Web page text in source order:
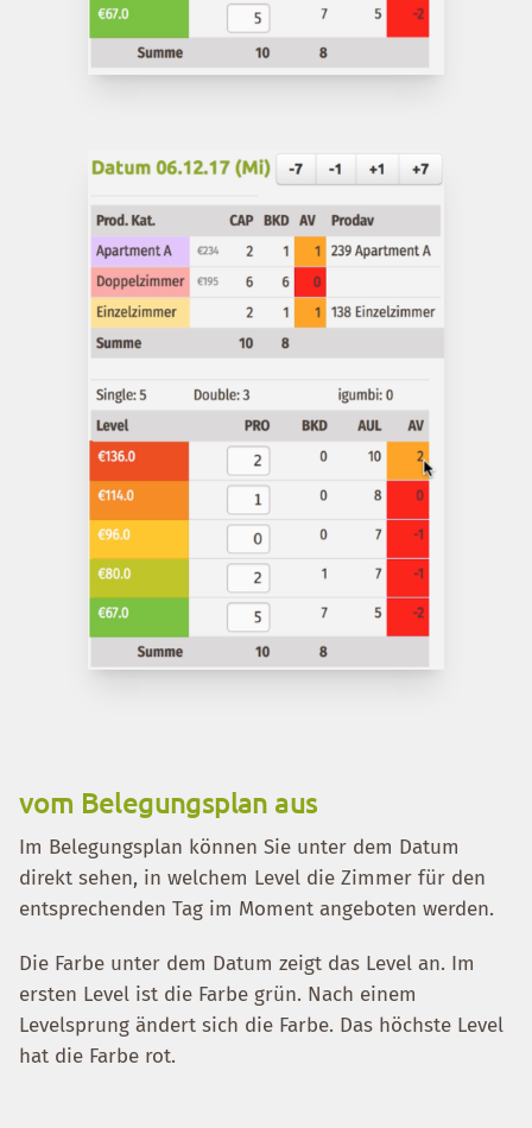
vom Belegungsplan aus
Im Belegungsplan können Sie unter dem Datum
direkt sehen, in welchem Level die Zimmer für den
entsprechenden Tag im Moment angeboten werden.
Die Farbe unter dem Datum zeigt das Level an. Im
ersten Level ist die Farbe grün. Nach einem
Levelsprung ändert sich die Farbe. Das höchste Level
hat die Farbe rot.